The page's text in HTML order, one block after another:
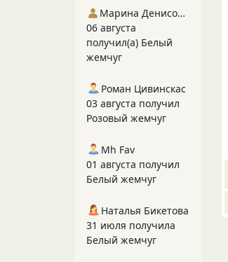
Марина Денисова 5
06 августа
получил(а) Белый
жемчуг
Роман Цивинскас
03 августа получил
Розовый жемчуг
Mh Fav
01 августа получил
Белый жемчуг
Наталья Бикетова
31 июля получила
Белый жемчуг